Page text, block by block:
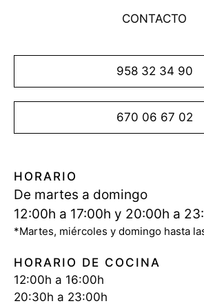
CONTACTO
958 32 34 90
670 06 67 02
HORARIO
De martes a domingo
12:00h a 17:00h y 20:00h a
*Martes, miércoles y domingo hasta
HORARIO DE COCINA
12:00h a 16:00h
20:30h a 23:00h